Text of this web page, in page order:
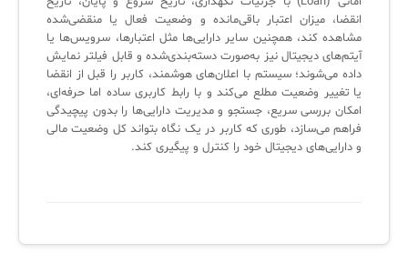
انقضا، میزان اعتبار باقی‌مانده و وضعیت فعال یا منقضی‌شده
مشاهده کند، همچنین سایر دارایی‌ها مثل اعتبارها، سرویس‌ها یا
آیتم‌های دیجیتال نیز به‌صورت دسته‌بندی‌شده و قابل فیلتر نمایش
داده می‌شوند؛ سیستم با اعلان‌های هوشمند، کاربر را قبل از انقضا
یا تغییر وضعیت مطلع می‌کند و با رابط کاربری ساده اما حرفه‌ای،
امکان بررسی سریع، جستجو و مدیریت دارایی‌ها را بدون پیچیدگی
فراهم می‌سازد، طوری که کاربر در یک نگاه بتواند کل وضعیت مالی
و دارایی‌های دیجیتال خود را کنترل و پیگیری کند.
✦
مدیریت خدمات سازمانی
سرویس دسک پلاس MSP
اندپوینت سنترال [سامانه مدیریت نقاط پایانی]
✦
مدیریت خدمات منابع انسانی
CIs Control
✦
آموزش سیستم مدیریت خدمات فناوری اطلاعات
نکته‌های کلیدی برای مدیر انفورماتیک
لیست دوره‌ها
مقالات آموزشی